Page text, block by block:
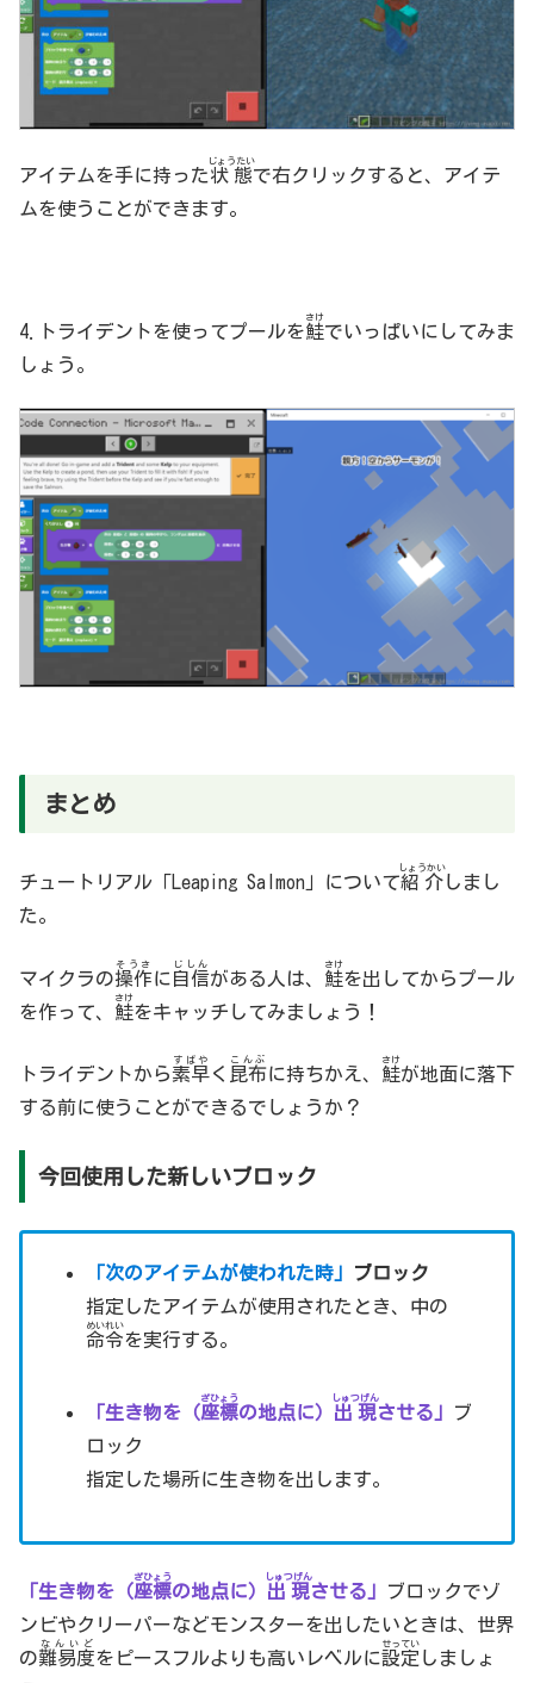
アイテムを手に持った状態
じょうたい
で右クリックすると、アイテ
ムを使うことができます。
4.トライデントを使ってプールを鮭
さけ
でいっぱいにしてみま
しょう。
まとめ
チュートリアル「Leaping Salmon」について紹介
しょうかい
しまし
た。
マイクラの操作
そうさ
に 自信
じしん
がある人は、 鮭
さけ
を出してからプール
を作って、 鮭
さけ
をキャッチしてみましょう！
トライデントから素早
すばや
く 昆布
こんぶ
に持ちかえ、 鮭
さけ
が地面に落下
する前に使うことができるでしょうか？
今回使用した新しいブロック
「次のアイテムが使われた時」
ブロック
指定したアイテムが使用されたとき、中の
命令
めいれい
を実行する。
「生き物を（座標
ざひょう
の地点に） 出現
しゅつげん
させる」
ブ
ロック
指定した場所に生き物を出します。
「生き物を（座標
ざひょう
の地点に） 出現
しゅつげん
させる」
ブロックでゾ
ンビやクリーパーなどモンスターを出したいときは、世界
の難易度
なんいど
をピースフルよりも高いレベルに設定
せってい
しましょ